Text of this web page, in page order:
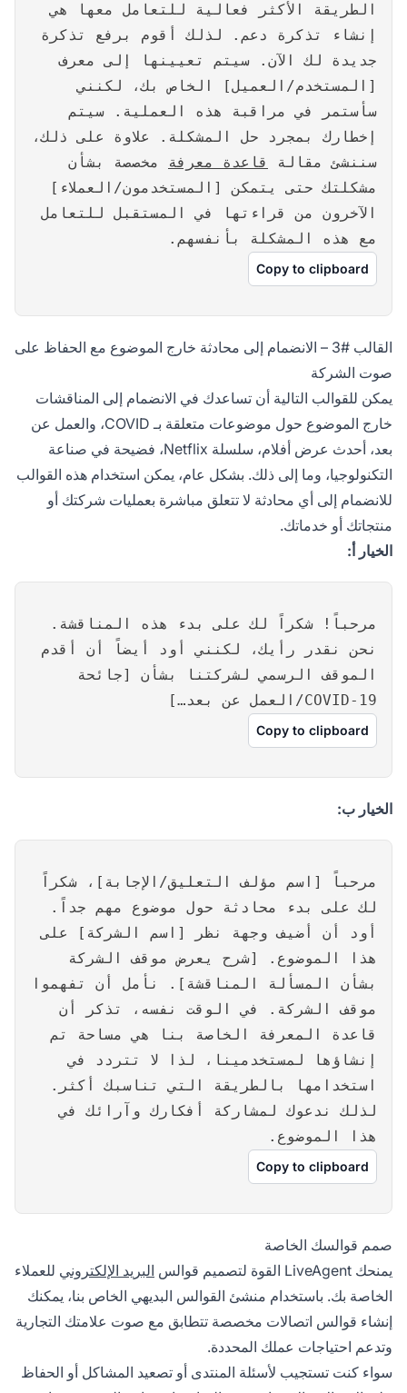
الطريقة الأكثر فعالية للتعامل معها هي
إنشاء تذكرة دعم. لذلك أقوم برفع تذكرة
جديدة لك الآن. سيتم تعيينها إلى معرف
[المستخدم/العميل] الخاص بك، لكنني
سأستمر في مراقبة هذه العملية. سيتم
إخطارك بمجرد حل المشكلة. علاوة على ذلك،
سننشئ مقالة
قاعدة معرفة
مخصصة بشأن
مشكلتك حتى يتمكن [المستخدمون/العملاء]
الآخرون من قراءتها في المستقبل للتعامل
مع هذه المشكلة بأنفسهم.
Copy to clipboard
القالب #3 – الانضمام إلى محادثة خارج الموضوع مع الحفاظ على
صوت الشركة
يمكن للقوالب التالية أن تساعدك في الانضمام إلى المناقشات
خارج الموضوع حول موضوعات متعلقة بـ COVID، والعمل عن
بعد، أحدث عرض أفلام، سلسلة Netflix، فضيحة في صناعة
التكنولوجيا، وما إلى ذلك. بشكل عام، يمكن استخدام هذه القوالب
للانضمام إلى أي محادثة لا تتعلق مباشرة بعمليات شركتك أو
منتجاتك أو خدماتك.
الخيار أ:
مرحباً! شكراً لك على بدء هذه المناقشة.
نحن نقدر رأيك، لكنني أود أيضاً أن أقدم
الموقف الرسمي لشركتنا بشأن [جائحة
COVID-19/العمل عن بعد…]
Copy to clipboard
الخيار ب:
مرحباً [اسم مؤلف التعليق/الإجابة]، شكراً
لك على بدء محادثة حول موضوع مهم جداً.
أود أن أضيف وجهة نظر [اسم الشركة] على
هذا الموضوع. [شرح يعرض موقف الشركة
بشأن المسألة المناقشة]. نأمل أن تفهموا
موقف الشركة. في الوقت نفسه، تذكر أن
قاعدة المعرفة الخاصة بنا هي مساحة تم
إنشاؤها لمستخدمينا، لذا لا تتردد في
استخدامها بالطريقة التي تناسبك أكثر.
لذلك ندعوك لمشاركة أفكارك وآرائك في
هذا الموضوع.
Copy to clipboard
صمم قوالسك الخاصة
يمنحك LiveAgent القوة لتصميم قوالس
البريد الإلكتروني للعملاء
الخاصة بك. باستخدام منشئ القوالس البديهي الخاص بنا، يمكنك
إنشاء قوالس اتصالات مخصصة تتطابق مع صوت علامتك التجارية
وتدعم احتياجات عملك المحددة.
سواء كنت تستجيب لأسئلة المنتدى أو تصعيد المشاكل أو الحفاظ